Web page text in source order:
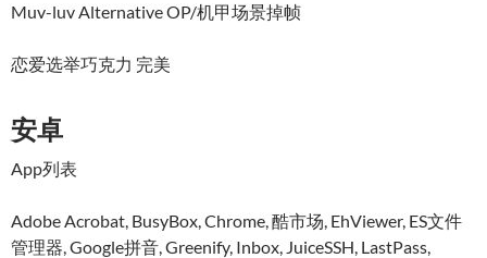
Muv-luv Alternative OP/机甲场景掉帧
恋爱选举巧克力 完美
安卓
App列表
Adobe Acrobat, BusyBox, Chrome, 酷市场, EhViewer, ES文件
管理器, Google拼音, Greenify, Inbox, JuiceSSH, LastPass,